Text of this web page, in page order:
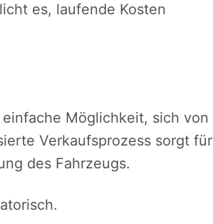
es, laufende Kosten
Möglichkeit, sich von
Verkaufsprozess sorgt für
des Fahrzeugs.